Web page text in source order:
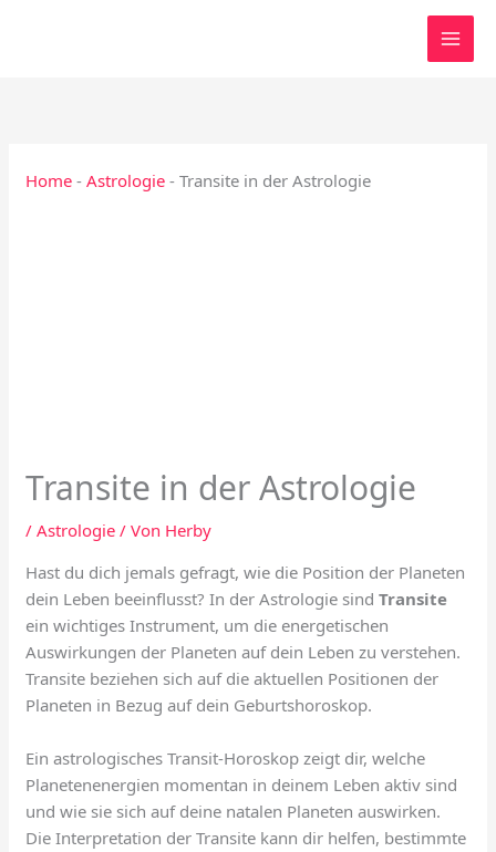
Home -Astrologie -Transite in der Astrologie
Transite in der Astrologie
/Astrologie / Von Herby
Hast du dich jemals gefragt, wie die Position der Planeten
dein Leben beeinflusst? In der Astrologie sindTransite
ein wichtiges Instrument, um die energetischen
Auswirkungen der Planeten auf dein Leben zu verstehen.
Transite beziehen sich auf die aktuellen Positionen der
Planeten in Bezug auf dein Geburtshoroskop.
Ein astrologisches Transit-Horoskop zeigt dir, welche
Planetenenergien momentan in deinem Leben aktiv sind
und wie sie sich auf deine natalen Planeten auswirken.
Die Interpretation der Transite kann dir helfen, bestimmte